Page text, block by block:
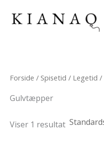
Forside / Spisetid / Legetid /
Gulvtæpper
Viser 1 resultat